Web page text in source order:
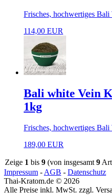
Frisches, hochwertiges
114,00 EUR
Bali white Vein
1kg
Frisches, hochwertiges
189,00 EUR
Zeige 1 bis 9 (von insgesamt 9
Impressum - AGB - Datenschutz
Thai-Kratom.de © 2026
Alle Preise inkl. MwSt. zzgl.